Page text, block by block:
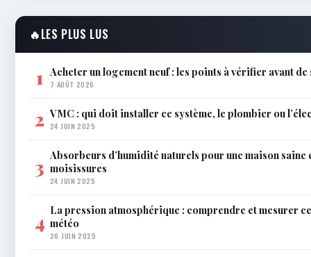
🔥LES PLUS LUS
1 Acheter un logement neuf : les points à vérifier avant de
7 AOÛT 2026
2 VMC : qui doit installer ce système, le plombier ou
24 JUIN 2025
3 Absorbeurs d’humidité naturels pour une maison saine
moisissures
24 JUIN 2025
4 La pression atmosphérique : comprendre et mesurer
météo
26 JUIN 2025